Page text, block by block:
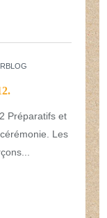
Préparatifs et
Les